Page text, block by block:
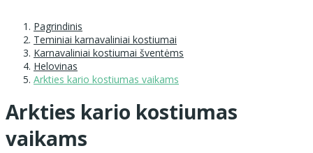
Pagrindinis
Teminiai karnavaliniai kostiumai
Karnavaliniai kostiumai šventėms
Helovinas
Arkties kario kostiumas vaikams
Arkties kario kostiumas
vaikams